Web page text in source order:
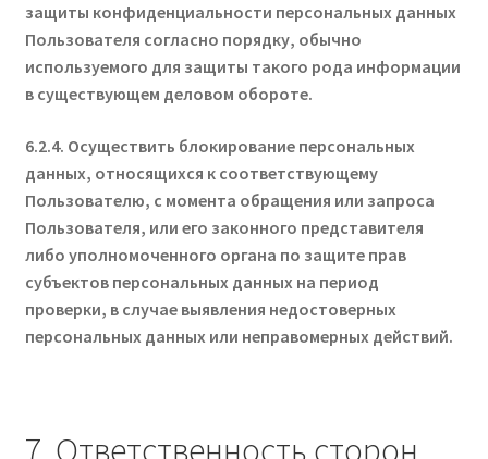
защиты конфиденциальности персональных данных
Пользователя согласно порядку, обычно
используемого для защиты такого рода информации
в существующем деловом обороте.
6.2.4. Осуществить блокирование персональных
данных, относящихся к соответствующему
Пользователю, с момента обращения или запроса
Пользователя, или его законного представителя
либо уполномоченного органа по защите прав
субъектов персональных данных на период
проверки, в случае выявления недостоверных
персональных данных или неправомерных действий.